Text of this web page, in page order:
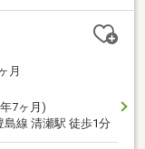
月
7ヶ月)
島線 清瀬駅 徒歩1分